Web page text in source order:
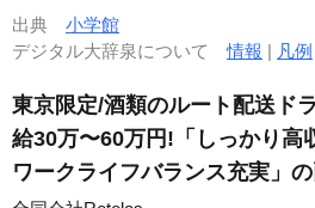
出典 小学館
デジタル大辞泉について情報 | 凡例
東京限定/酒類のルート配送ド
給30万〜60万円!「しっかり高
ワークライフバランス充実」